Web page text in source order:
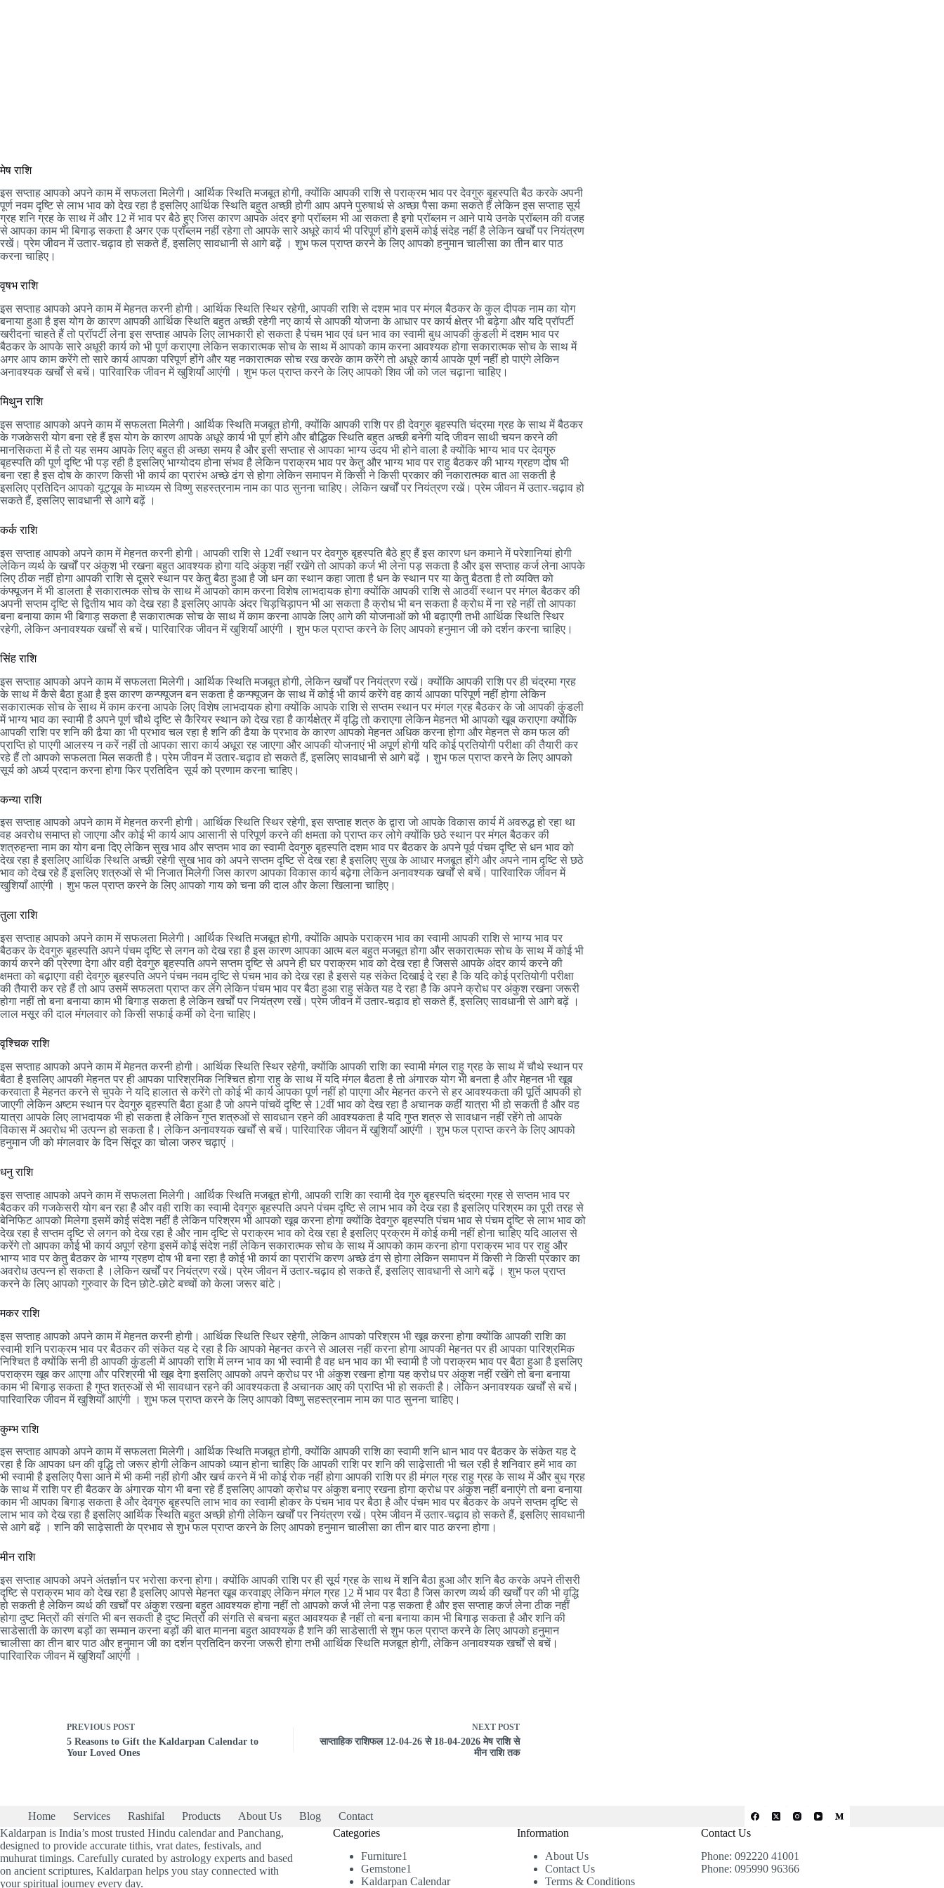
मेष राशि
इस सप्ताह आपको अपने काम में सफलता मिलेगी। आर्थिक स्थिति मजबूत होगी, क्योंकि आपकी राशि से पराक्रम भाव पर देवगुरु बृहस्पति बैठ करके अपनी
पूर्ण नवम दृष्टि से लाभ भाव को देख रहा है इसलिए आर्थिक स्थिति बहुत अच्छी होगी आप अपने पुरुषार्थ से अच्छा पैसा कमा सकते हैं लेकिन इस सप्ताह सूर्य
ग्रह शनि ग्रह के साथ में और 12 में भाव पर बैठे हुए जिस कारण आपके अंदर इगो प्रॉब्लम भी आ सकता है इगो प्रॉब्लम न आने पाये उनके प्रॉब्लम की वजह
से आपका काम भी बिगाड़ सकता है अगर एक प्रॉब्लम नहीं रहेगा तो आपके सारे अधूरे कार्य भी परिपूर्ण होंगे इसमें कोई संदेह नहीं है लेकिन खर्चों पर नियंत्रण
रखें। प्रेम जीवन में उतार-चढ़ाव हो सकते हैं, इसलिए सावधानी से आगे बढ़ें । शुभ फल प्राप्त करने के लिए आपको हनुमान चालीसा का तीन बार पाठ
करना चाहिए।
वृषभ राशि
इस सप्ताह आपको अपने काम में मेहनत करनी होगी। आर्थिक स्थिति स्थिर रहेगी, आपकी राशि से दशम भाव पर मंगल बैठकर के कुल दीपक नाम का योग
बनाया हुआ है इस योग के कारण आपकी आर्थिक स्थिति बहुत अच्छी रहेगी नए कार्य से आपकी योजना के आधार पर कार्य क्षेत्र भी बढ़ेगा और यदि प्रॉपर्टी
खरीदना चाहते हैं तो प्रॉपर्टी लेना इस सप्ताह आपके लिए लाभकारी हो सकता है पंचम भाव एवं धन भाव का स्वामी बुध आपकी कुंडली में दशम भाव पर
बैठकर के आपके सारे अधूरी कार्य को भी पूर्ण कराएगा लेकिन सकारात्मक सोच के साथ में आपको काम करना आवश्यक होगा सकारात्मक सोच के साथ में
अगर आप काम करेंगे तो सारे कार्य आपका परिपूर्ण होंगे और यह नकारात्मक सोच रख करके काम करेंगे तो अधूरे कार्य आपके पूर्ण नहीं हो पाएंगे लेकिन
अनावश्यक खर्चों से बचें। पारिवारिक जीवन में खुशियाँ आएंगी । शुभ फल प्राप्त करने के लिए आपको शिव जी को जल चढ़ाना चाहिए।
मिथुन राशि
इस सप्ताह आपको अपने काम में सफलता मिलेगी। आर्थिक स्थिति मजबूत होगी, क्योंकि आपकी राशि पर ही देवगुरु बृहस्पति चंद्रमा ग्रह के साथ में बैठकर
के गजकेसरी योग बना रहे हैं इस योग के कारण आपके अधूरे कार्य भी पूर्ण होंगे और बौद्धिक स्थिति बहुत अच्छी बनेगी यदि जीवन साथी चयन करने की
मानसिकता में है तो यह समय आपके लिए बहुत ही अच्छा समय है और इसी सप्ताह से आपका भाग्य उदय भी होने वाला है क्योंकि भाग्य भाव पर देवगुरु
बृहस्पति की पूर्ण दृष्टि भी पड़ रही है इसलिए भाग्योदय होना संभव है लेकिन पराक्रम भाव पर केतु और भाग्य भाव पर राहु बैठकर की भाग्य ग्रहण दोष भी
बना रहा है इस दोष के कारण किसी भी कार्य का प्रारंभ अच्छे ढंग से होगा लेकिन समापन में किसी ने किसी प्रकार की नकारात्मक बात आ सकती है
इसलिए प्रतिदिन आपको यूट्यूब के माध्यम से विष्णु सहस्त्रनाम नाम का पाठ सुनना चाहिए। लेकिन खर्चों पर नियंत्रण रखें। प्रेम जीवन में उतार-चढ़ाव हो
सकते हैं, इसलिए सावधानी से आगे बढ़ें ।
कर्क राशि
इस सप्ताह आपको अपने काम में मेहनत करनी होगी। आपकी राशि से 12वीं स्थान पर देवगुरु बृहस्पति बैठे हुए हैं इस कारण धन कमाने में परेशानियां होगी
लेकिन व्यर्थ के खर्चों पर अंकुश भी रखना बहुत आवश्यक होगा यदि अंकुश नहीं रखेंगे तो आपको कर्ज भी लेना पड़ सकता है और इस सप्ताह कर्ज लेना आपके
लिए ठीक नहीं होगा आपकी राशि से दूसरे स्थान पर केतु बैठा हुआ है जो धन का स्थान कहा जाता है धन के स्थान पर या केतु बैठता है तो व्यक्ति को
कंफ्यूजन में भी डालता है सकारात्मक सोच के साथ में आपको काम करना विशेष लाभदायक होगा क्योंकि आपकी राशि से आठवीं स्थान पर मंगल बैठकर की
अपनी सप्तम दृष्टि से द्वितीय भाव को देख रहा है इसलिए आपके अंदर चिड़चिड़ापन भी आ सकता है क्रोध भी बन सकता है क्रोध में ना रहे नहीं तो आपका
बना बनाया काम भी बिगाड़ सकता है सकारात्मक सोच के साथ में काम करना आपके लिए आगे की योजनाओं को भी बढ़ाएगी तभी आर्थिक स्थिति स्थिर
रहेगी, लेकिन अनावश्यक खर्चों से बचें। पारिवारिक जीवन में खुशियाँ आएंगी । शुभ फल प्राप्त करने के लिए आपको हनुमान जी को दर्शन करना चाहिए।
सिंह राशि
इस सप्ताह आपको अपने काम में सफलता मिलेगी। आर्थिक स्थिति मजबूत होगी, लेकिन खर्चों पर नियंत्रण रखें। क्योंकि आपकी राशि पर ही चंद्रमा ग्रह
के साथ में कैसे बैठा हुआ है इस कारण कन्फ्यूजन बन सकता है कन्फ्यूजन के साथ में कोई भी कार्य करेंगे वह कार्य आपका परिपूर्ण नहीं होगा लेकिन
सकारात्मक सोच के साथ में काम करना आपके लिए विशेष लाभदायक होगा क्योंकि आपके राशि से सप्तम स्थान पर मंगल ग्रह बैठकर के जो आपकी कुंडली
में भाग्य भाव का स्वामी है अपने पूर्ण चौथे दृष्टि से कैरियर स्थान को देख रहा है कार्यक्षेत्र में वृद्धि तो कराएगा लेकिन मेहनत भी आपको खूब कराएगा क्योंकि
आपकी राशि पर शनि की ढैया का भी प्रभाव चल रहा है शनि की ढैया के प्रभाव के कारण आपको मेहनत अधिक करना होगा और मेहनत से कम फल की
प्राप्ति हो पाएगी आलस्य न करें नहीं तो आपका सारा कार्य अधूरा रह जाएगा और आपकी योजनाएं भी अपूर्ण होगी यदि कोई प्रतियोगी परीक्षा की तैयारी कर
रहे हैं तो आपको सफलता मिल सकती है। प्रेम जीवन में उतार-चढ़ाव हो सकते हैं, इसलिए सावधानी से आगे बढ़ें । शुभ फल प्राप्त करने के लिए आपको
सूर्य को अर्घ्य प्रदान करना होगा फिर प्रतिदिन सूर्य को प्रणाम करना चाहिए।
कन्या राशि
इस सप्ताह आपको अपने काम में मेहनत करनी होगी। आर्थिक स्थिति स्थिर रहेगी, इस सप्ताह शत्रु के द्वारा जो आपके विकास कार्य में अवरुद्ध हो रहा था
वह अवरोध समाप्त हो जाएगा और कोई भी कार्य आप आसानी से परिपूर्ण करने की क्षमता को प्राप्त कर लोगे क्योंकि छठे स्थान पर मंगल बैठकर की
शत्रुहन्ता नाम का योग बना दिए लेकिन सुख भाव और सप्तम भाव का स्वामी देवगुरु बृहस्पति दशम भाव पर बैठकर के अपने पूर्व पंचम दृष्टि से धन भाव को
देख रहा है इसलिए आर्थिक स्थिति अच्छी रहेगी सुख भाव को अपने सप्तम दृष्टि से देख रहा है इसलिए सुख के आधार मजबूत होंगे और अपने नाम दृष्टि से छठे
भाव को देख रहे हैं इसलिए शत्रुओं से भी निजात मिलेगी जिस कारण आपका विकास कार्य बढ़ेगा लेकिन अनावश्यक खर्चों से बचें। पारिवारिक जीवन में
खुशियाँ आएंगी । शुभ फल प्राप्त करने के लिए आपको गाय को चना की दाल और केला खिलाना चाहिए।
तुला राशि
इस सप्ताह आपको अपने काम में सफलता मिलेगी। आर्थिक स्थिति मजबूत होगी, क्योंकि आपके पराक्रम भाव का स्वामी आपकी राशि से भाग्य भाव पर
बैठकर के देवगुरु बृहस्पति अपने पंचम दृष्टि से लगन को देख रहा है इस कारण आपका आत्म बल बहुत मजबूत होगा और सकारात्मक सोच के साथ में कोई भी
कार्य करने की प्रेरणा देगा और वही देवगुरु बृहस्पति अपने सप्तम दृष्टि से अपने ही घर पराक्रम भाव को देख रहा है जिससे आपके अंदर कार्य करने की
क्षमता को बढ़ाएगा वही देवगुरु बृहस्पति अपने पंचम नवम दृष्टि से पंचम भाव को देख रहा है इससे यह संकेत दिखाई दे रहा है कि यदि कोई प्रतियोगी परीक्षा
की तैयारी कर रहे हैं तो आप उसमें सफलता प्राप्त कर लेंगे लेकिन पंचम भाव पर बैठा हुआ राहु संकेत यह दे रहा है कि अपने क्रोध पर अंकुश रखना जरूरी
होगा नहीं तो बना बनाया काम भी बिगाड़ सकता है लेकिन खर्चों पर नियंत्रण रखें। प्रेम जीवन में उतार-चढ़ाव हो सकते हैं, इसलिए सावधानी से आगे बढ़ें ।
लाल मसूर की दाल मंगलवार को किसी सफाई कर्मी को देना चाहिए।
वृश्चिक राशि
इस सप्ताह आपको अपने काम में मेहनत करनी होगी। आर्थिक स्थिति स्थिर रहेगी, क्योंकि आपकी राशि का स्वामी मंगल राहु ग्रह के साथ में चौथे स्थान पर
बैठा है इसलिए आपकी मेहनत पर ही आपका पारिश्रमिक निश्चित होगा राहु के साथ में यदि मंगल बैठता है तो अंगारक योग भी बनता है और मेहनत भी खूब
करवाता है मेहनत करने से चुपके ने यदि हालात से करेंगे तो कोई भी कार्य आपका पूर्ण नहीं हो पाएगा और मेहनत करने से हर आवश्यकता की पूर्ति आपकी हो
जाएगी लेकिन अष्टम स्थान पर देवगुरु बृहस्पति बैठा हुआ है जो अपने पांचवें दृष्टि से 12वीं भाव को देख रहा है अचानक कहीं यात्रा भी हो सकती है और वह
यात्रा आपके लिए लाभदायक भी हो सकता है लेकिन गुप्त शत्रुओं से सावधान रहने की आवश्यकता है यदि गुप्त शत्रु से सावधान नहीं रहेंगे तो आपके
विकास में अवरोध भी उत्पन्न हो सकता है। लेकिन अनावश्यक खर्चों से बचें। पारिवारिक जीवन में खुशियाँ आएंगी । शुभ फल प्राप्त करने के लिए आपको
हनुमान जी को मंगलवार के दिन सिंदूर का चोला जरुर चढ़ाएं ।
धनु राशि
इस सप्ताह आपको अपने काम में सफलता मिलेगी। आर्थिक स्थिति मजबूत होगी, आपकी राशि का स्वामी देव गुरु बृहस्पति चंद्रमा ग्रह से सप्तम भाव पर
बैठकर की गजकेसरी योग बन रहा है और वही राशि का स्वामी देवगुरु बृहस्पति अपने पंचम दृष्टि से लाभ भाव को देख रहा है इसलिए परिश्रम का पूरी तरह से
बेनिफिट आपको मिलेगा इसमें कोई संदेश नहीं है लेकिन परिश्रम भी आपको खूब करना होगा क्योंकि देवगुरु बृहस्पति पंचम भाव से पंचम दृष्टि से लाभ भाव को
देख रहा है सप्तम दृष्टि से लगन को देख रहा है और नाम दृष्टि से पराक्रम भाव को देख रहा है इसलिए प्रक्रम में कोई कमी नहीं होना चाहिए यदि आलस से
करेंगे तो आपका कोई भी कार्य अपूर्ण रहेगा इसमें कोई संदेश नहीं लेकिन सकारात्मक सोच के साथ में आपको काम करना होगा पराक्रम भाव पर राहु और
भाग्य भाव पर केतु बैठकर के भाग्य ग्रहण दोष भी बना रहा है कोई भी कार्य का प्रारंभि करण अच्छे ढंग से होगा लेकिन समापन में किसी ने किसी प्रकार का
अवरोध उत्पन्न हो सकता है ।लेकिन खर्चों पर नियंत्रण रखें। प्रेम जीवन में उतार-चढ़ाव हो सकते हैं, इसलिए सावधानी से आगे बढ़ें । शुभ फल प्राप्त
करने के लिए आपको गुरुवार के दिन छोटे-छोटे बच्चों को केला जरूर बांटे।
मकर राशि
इस सप्ताह आपको अपने काम में मेहनत करनी होगी। आर्थिक स्थिति स्थिर रहेगी, लेकिन आपको परिश्रम भी खूब करना होगा क्योंकि आपकी राशि का
स्वामी शनि पराक्रम भाव पर बैठकर की संकेत यह दे रहा है कि आपको मेहनत करने से आलस नहीं करना होगा आपकी मेहनत पर ही आपका पारिश्रमिक
निश्चित है क्योंकि सनी ही आपकी कुंडली में आपकी राशि में लग्न भाव का भी स्वामी है वह धन भाव का भी स्वामी है जो पराक्रम भाव पर बैठा हुआ है इसलिए
पराक्रम खूब कर आएगा और परिश्रमी भी खूब देगा इसलिए आपको अपने क्रोध पर भी अंकुश रखना होगा यह क्रोध पर अंकुश नहीं रखेंगे तो बना बनाया
काम भी बिगाड़ सकता है गुप्त शत्रुओं से भी सावधान रहने की आवश्यकता है अचानक आए की प्राप्ति भी हो सकती है। लेकिन अनावश्यक खर्चों से बचें।
पारिवारिक जीवन में खुशियाँ आएंगी । शुभ फल प्राप्त करने के लिए आपको विष्णु सहस्त्रनाम नाम का पाठ सुनना चाहिए।
कुम्भ राशि
इस सप्ताह आपको अपने काम में सफलता मिलेगी। आर्थिक स्थिति मजबूत होगी, क्योंकि आपकी राशि का स्वामी शनि धान भाव पर बैठकर के संकेत यह दे
रहा है कि आपका धन की वृद्धि तो जरूर होगी लेकिन आपको ध्यान होना चाहिए कि आपकी राशि पर शनि की साढ़ेसाती भी चल रही है शनिवार हमें भाव का
भी स्वामी है इसलिए पैसा आने में भी कमी नहीं होगी और खर्च करने में भी कोई रोक नहीं होगा आपकी राशि पर ही मंगल ग्रह राहु ग्रह के साथ में और बुध ग्रह
के साथ में राशि पर ही बैठकर के अंगारक योग भी बना रहे हैं इसलिए आपको क्रोध पर अंकुश बनाए रखना होगा क्रोध पर अंकुश नहीं बनाएंगे तो बना बनाया
काम भी आपका बिगाड़ सकता है और देवगुरु बृहस्पति लाभ भाव का स्वामी होकर के पंचम भाव पर बैठा है और पंचम भाव पर बैठकर के अपने सप्तम दृष्टि से
लाभ भाव को देख रहा है इसलिए आर्थिक स्थिति बहुत अच्छी होगी लेकिन खर्चों पर नियंत्रण रखें। प्रेम जीवन में उतार-चढ़ाव हो सकते हैं, इसलिए सावधानी
से आगे बढ़ें । शनि की साढ़ेसाती के प्रभाव से शुभ फल प्राप्त करने के लिए आपको हनुमान चालीसा का तीन बार पाठ करना होगा।
मीन राशि
इस सप्ताह आपको अपने अंतर्ज्ञान पर भरोसा करना होगा। क्योंकि आपकी राशि पर ही सूर्य ग्रह के साथ में शनि बैठा हुआ और शनि बैठ करके अपने तीसरी
दृष्टि से पराक्रम भाव को देख रहा है इसलिए आपसे मेहनत खूब करवाइए लेकिन मंगल ग्रह 12 में भाव पर बैठा है जिस कारण व्यर्थ की खर्चों पर की भी वृद्धि
हो सकती है लेकिन व्यर्थ की खर्चों पर अंकुश रखना बहुत आवश्यक होगा नहीं तो आपको कर्ज भी लेना पड़ सकता है और इस सप्ताह कर्ज लेना ठीक नहीं
होगा दुष्ट मित्रों की संगति भी बन सकती है दुष्ट मित्रों की संगति से बचना बहुत आवश्यक है नहीं तो बना बनाया काम भी बिगाड़ सकता है और शनि की
साडेसाती के कारण बड़ों का सम्मान करना बड़ों की बात मानना बहुत आवश्यक है शनि की साडेसाती से शुभ फल प्राप्त करने के लिए आपको हनुमान
चालीसा का तीन बार पाठ और हनुमान जी का दर्शन प्रतिदिन करना जरूरी होगा तभी आर्थिक स्थिति मजबूत होगी, लेकिन अनावश्यक खर्चों से बचें।
पारिवारिक जीवन में खुशियाँ आएंगी ।
PREVIOUS POST
5 Reasons to Gift the Kaldarpan Calendar to
Your Loved Ones
NEXT POST
साप्ताहिक राशिफल 12-04-26 से 18-04-2026 मेष राशि से
मीन राशि तक
Home Services Rashifal Products About Us Blog
Contact
Kaldarpan is India’s most trusted Hindu calendar and Panchang,
designed to provide accurate tithis, vrat dates, festivals, and
muhurat timings. Carefully curated by astrology experts and based
on ancient scriptures, Kaldarpan helps you stay connected with
your spiritual journey every day.
Categories
Furniture1
product
Gemstone1
product
Kaldarpan Calendar
Information
About Us
Contact Us
Terms & Conditions
Contact Us
Phone: 092220 41001
Phone: 095990 96366